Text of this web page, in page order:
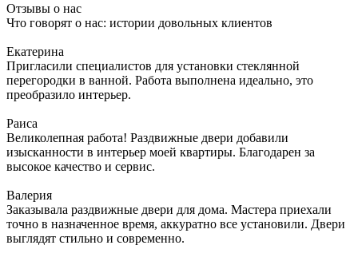
Отзывы о нас
Что говорят о нас: истории довольных клиентов
Екатерина
Пригласили специалистов для установки стеклянной
перегородки в ванной. Работа выполнена идеально, это
преобразило интерьер.
Раиса
Великолепная работа! Раздвижные двери добавили
изысканности в интерьер моей квартиры. Благодарен за
высокое качество и сервис.
Валерия
Заказывала раздвижные двери для дома. Мастера приехали
точно в назначенное время, аккуратно все установили. Двери
выглядят стильно и современно.